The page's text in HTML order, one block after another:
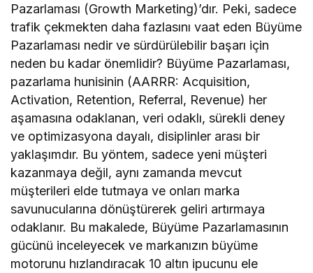
Pazarlaması (Growth Marketing)’dır. Peki, sadece
trafik çekmekten daha fazlasını vaat eden Büyüme
Pazarlaması nedir ve sürdürülebilir başarı için
neden bu kadar önemlidir? Büyüme Pazarlaması,
pazarlama hunisinin (AARRR: Acquisition,
Activation, Retention, Referral, Revenue) her
aşamasına odaklanan, veri odaklı, sürekli deney
ve optimizasyona dayalı, disiplinler arası bir
yaklaşımdır. Bu yöntem, sadece yeni müşteri
kazanmaya değil, aynı zamanda mevcut
müşterileri elde tutmaya ve onları marka
savunucularına dönüştürerek geliri artırmaya
odaklanır. Bu makalede, Büyüme Pazarlamasının
gücünü inceleyecek ve markanızın büyüme
motorunu hızlandıracak 10 altın ipucunu ele